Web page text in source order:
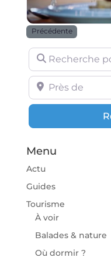
Précédente
Recherche pour
Près de
Menu
Actu
Guides
Tourisme
À voir
Balades & nature
Où dormir ?